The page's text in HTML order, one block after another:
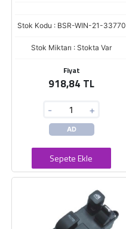
Stok Kodu : BSR-WIN-21-33770
Stok Miktarı : Stokta Var
Fiyat
918,84 TL
- +
AD
Sepete Ekle